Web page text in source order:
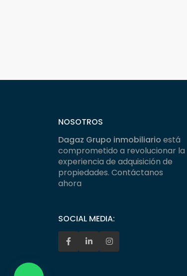
NOSOTROS
Dagaz Grupo inmobiliario está
comprometido a revolucionar la
experiencia de adquisición de
propiedades. Contáctanos
ahora
SOCIAL MEDIA: